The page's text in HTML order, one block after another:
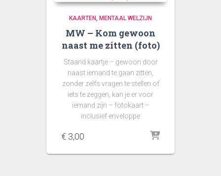
KAARTEN MENTAAL WELZIJN
MW – Kom gewoon
naast me zitten (foto)
Staand kaartje – gewoon door
naast iemand te gaan zitten,
zonder zelfs vragen te stellen of
iets te zeggen, kan je er voor
iemand zijn – fotokaart –
inclusief enveloppe
€ 3,00